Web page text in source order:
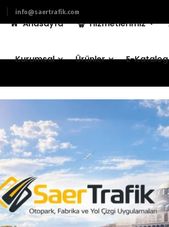
info@saertrafik.com
Anasayfa Hizmetlerimiz
Kurumsal Ürünler E-Katalog